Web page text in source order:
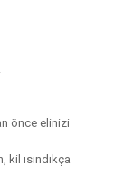
önce elinizi
ısındıkça